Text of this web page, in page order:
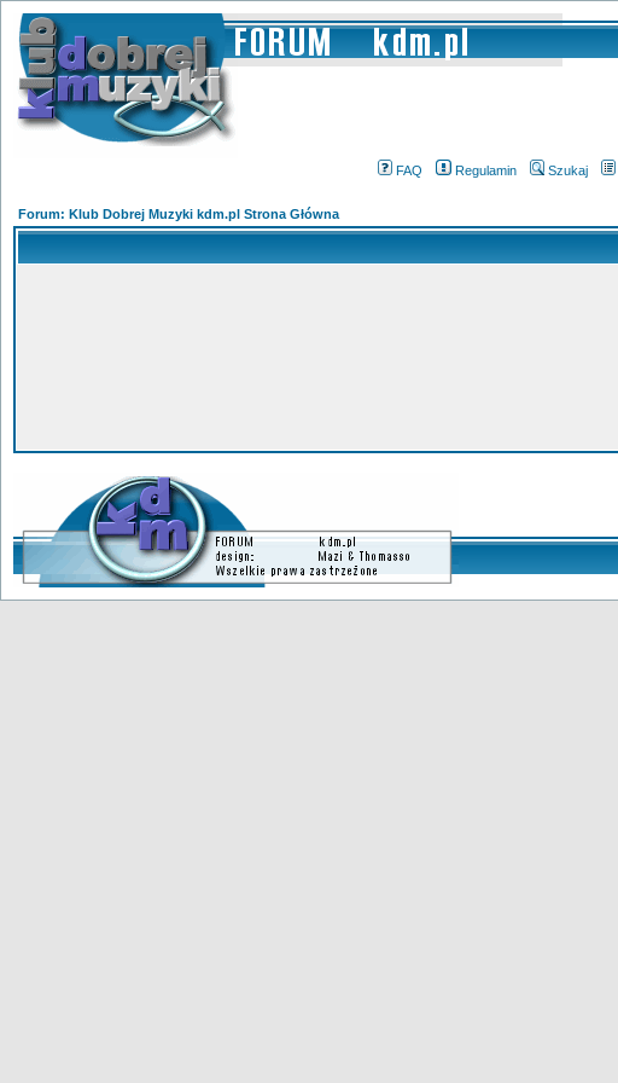
FAQ Regulamin Szukaj
Forum: Klub Dobrej Muzyki kdm.pl Strona Główna